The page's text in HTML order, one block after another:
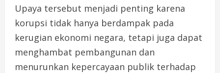
Upaya tersebut menjadi penting karena
korupsi tidak hanya berdampak pada
kerugian ekonomi negara, tetapi juga dapat
menghambat pembangunan dan
menurunkan kepercayaan publik terhadap